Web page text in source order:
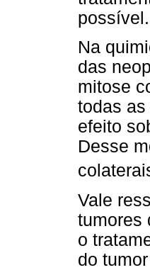
possível.
Na
das
mitose
todas
efeito
Desse
Vale
tumores
o
do